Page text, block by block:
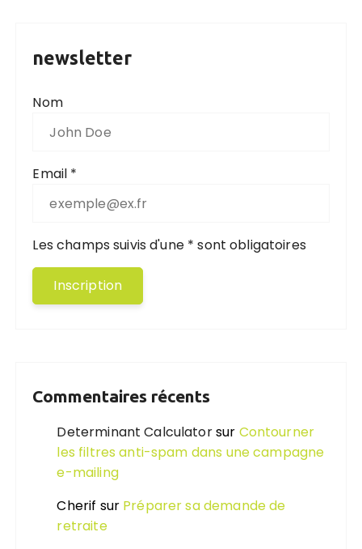
newsletter
Nom
Email *
Les champs suivis d'une * sont obligatoires
Commentaires récents
Determinant Calculatorsur Contourner
les filtres anti-spam dans une campagne
e-mailing
Cherif sur Préparer sa demande de
retraite